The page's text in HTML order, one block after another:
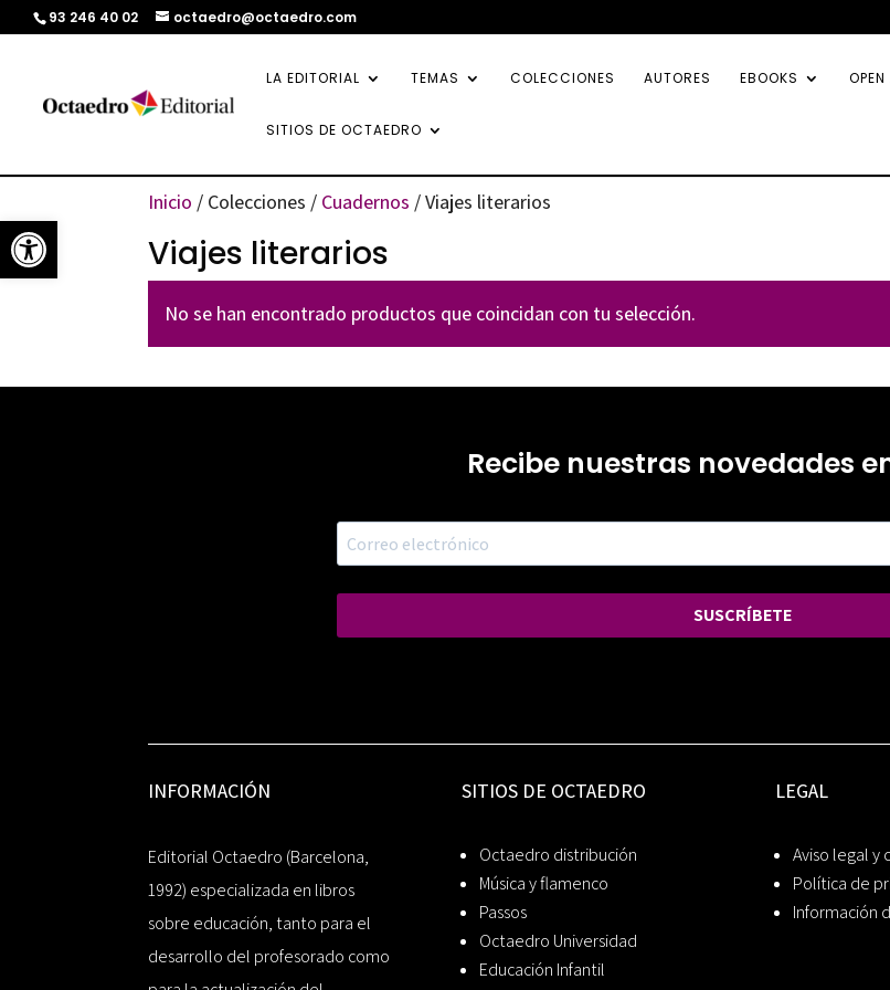
Abrir barra de herramientas
93 246 40 02 octaedro@octaedro.com
LA EDITORIAL TEMAS COLECCIONES AUTORES EBOOKS
SITIOS DE OCTAEDRO
Inicio / Colecciones / Cuadernos / Viajes literarios
Viajes literarios
No se han encontrado productos que coincidan con tu selección.
Recibe nuestras novedades
SUSCRÍBETE
INFORMACIÓN
Editorial Octaedro (Barcelona,
1992) especializada en libros
sobre educación, tanto para el
desarrollo del profesorado como
SITIOS DE OCTAEDRO
Octaedro distribución
Música y flamenco
Passos
Octaedro Universidad
Educación Infantil
LEGAL
Aviso legal y
Política de
Información